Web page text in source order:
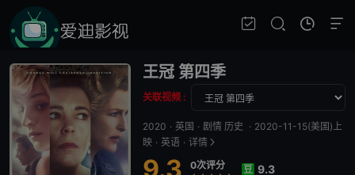
王冠 第四季
关联视频 :
2020 · 英国 · 剧情 历史 · 2020-11-15(美国)上
映 · 英语 · 详情
0次评分 豆 9.3